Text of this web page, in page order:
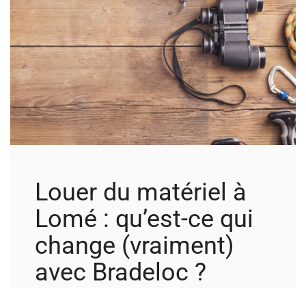
Louer du matériel à
Lomé : qu’est-ce qui
change (vraiment)
avec Bradeloc ?